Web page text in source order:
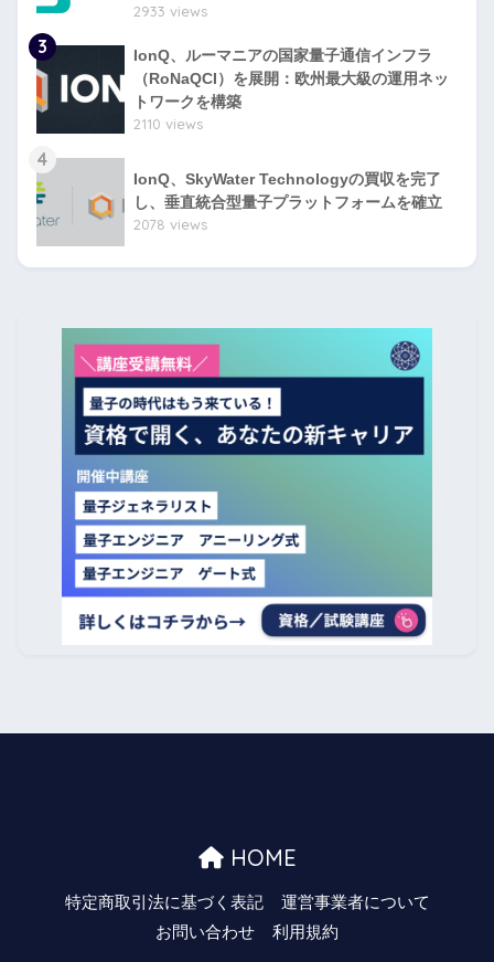
2933 views
3
IonQ、ルーマニアの国家量子通信インフラ
（RoNaQCI）を展開：欧州最大級の運用ネッ
トワークを構築
2110 views
4
IonQ、SkyWater Technologyの買収を完了
し、垂直統合型量子プラットフォームを確立
2078 views
HOME
特定商取引法に基づく表記
運営事業者について
お問い合わせ
利用規約